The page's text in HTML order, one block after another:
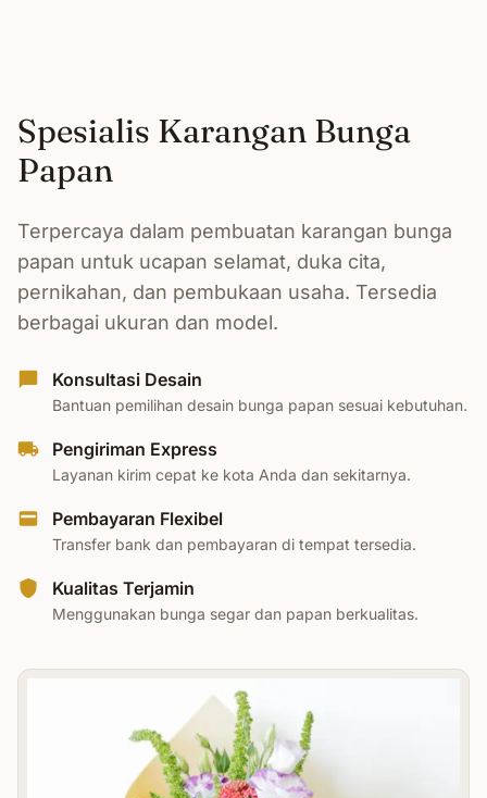
Spesialis Karangan Bunga
Papan
Terpercaya dalam pembuatan karangan bunga
papan untuk ucapan selamat, duka cita,
pernikahan, dan pembukaan usaha. Tersedia
berbagai ukuran dan model.
Konsultasi Desain
Bantuan pemilihan desain bunga papan sesuai kebutuhan.
Pengiriman Express
Layanan kirim cepat ke kota Anda dan sekitarnya.
Pembayaran Flexibel
Transfer bank dan pembayaran di tempat tersedia.
Kualitas Terjamin
Menggunakan bunga segar dan papan berkualitas.